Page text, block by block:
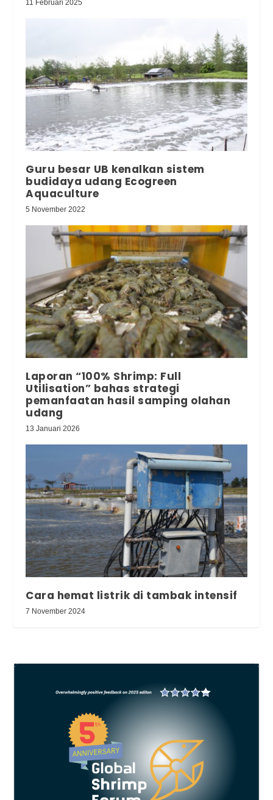
11 Februari 2025
Guru besar UB kenalkan sistem
budidaya udang Ecogreen
Aquaculture
5 November 2022
Laporan “100% Shrimp: Full
Utilisation” bahas strategi
pemanfaatan hasil samping olahan
udang
13 Januari 2026
Cara hemat listrik di tambak intensif
7 November 2024